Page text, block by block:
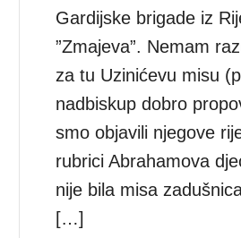
Gardijske brigade iz
”Zmajeva”. Nemam
za tu Uzinićevu misu
nadbiskup dobro
smo objavili njegove
rubrici Abrahamova
nije bila misa
[…]